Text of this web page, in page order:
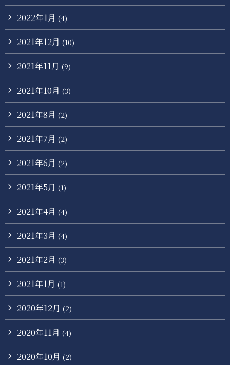
2022年1月 (4)
2021年12月 (10)
2021年11月 (9)
2021年10月 (3)
2021年8月 (2)
2021年7月 (2)
2021年6月 (2)
2021年5月 (1)
2021年4月 (4)
2021年3月 (4)
2021年2月 (3)
2021年1月 (1)
2020年12月 (2)
2020年11月 (4)
2020年10月 (2)